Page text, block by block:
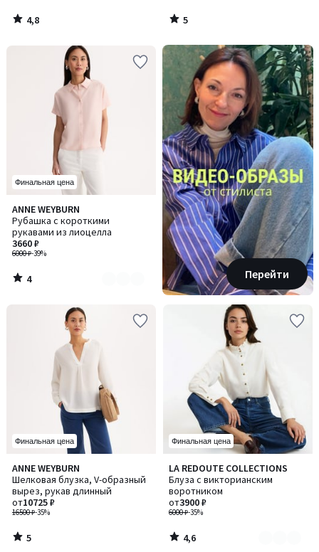
4,8
/
5
/
Финальная цена
ANNE WEYBURN
Рубашка с короткими
рукавами из лиоцелла
6000 ₽-39%
3660 ₽
4
/
5
Количество
цветов:
2
4
/
Перейти
-
Финальная цена
ANNE WEYBURN
Шелковая блузка, V-образный
вырез, рукав длинный
16500 ₽-35%
от10725 ₽
5
/
5
5
/
Финальная цена
LA REDOUTE COLLECTIONS
Блуза с викторианским
воротником
6000 ₽-35%
от3900 ₽
4,6
/ 5
Количество
цветов:
3
4,6
/